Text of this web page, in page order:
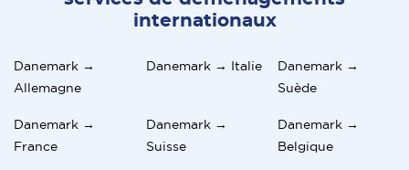
internationaux
Danemark →
Allemagne
Danemark → Italie
Danemark →
Suède
Danemark →
France
Danemark →
Suisse
Danemark →
Belgique